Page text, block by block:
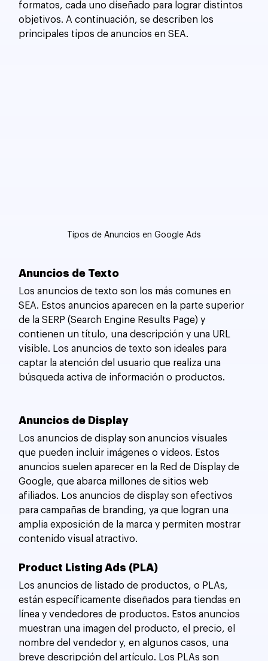
formatos, cada uno diseñado para lograr distintos
objetivos. A continuación, se describen los
principales tipos de anuncios en SEA.
Tipos de Anuncios en Google Ads
Anuncios de Texto
Los anuncios de texto son los más comunes en
SEA. Estos anuncios aparecen en la parte superior
de la SERP (Search Engine Results Page) y
contienen un título, una descripción y una URL
visible. Los anuncios de texto son ideales para
captar la atención del usuario que realiza una
búsqueda activa de información o productos.
Anuncios de Display
Los anuncios de display son anuncios visuales
que pueden incluir imágenes o videos. Estos
anuncios suelen aparecer en la Red de Display de
Google, que abarca millones de sitios web
afiliados. Los anuncios de display son efectivos
para campañas de branding, ya que logran una
amplia exposición de la marca y permiten mostrar
contenido visual atractivo.
Product Listing Ads (PLA)
Los anuncios de listado de productos, o PLAs,
están específicamente diseñados para tiendas en
línea y vendedores de productos. Estos anuncios
muestran una imagen del producto, el precio, el
nombre del vendedor y, en algunos casos, una
breve descripción del artículo. Los PLAs son